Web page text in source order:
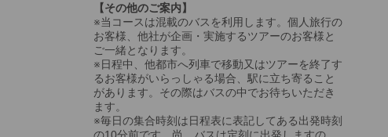
【その他のご案内】
※当コースは混載のバスを利用します。個人旅行の
お客様、他社が企画・実施するツアーのお客様と
ご一緒となります。
※日程中、他都市へ列車で移動又はツアーを終了す
るお客様がいらっしゃる場合、駅に立ち寄ること
があります。その際はバスの中でお待ちいただき
ます。
※毎日の集合時刻は日程表に表記してある出発時刻